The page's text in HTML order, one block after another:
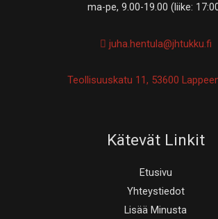
ma-pe, 9.00-19.00 (liike:
juha.hentula@jhtukku.fi
Teollisuuskatu 11, 53600
Kätevät Linkit
Etusivu
Yhteystiedot
Lisää Minusta